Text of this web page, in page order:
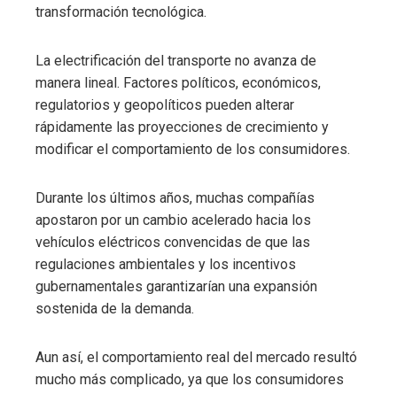
transformación tecnológica.
La electrificación del transporte no avanza de
manera lineal. Factores políticos, económicos,
regulatorios y geopolíticos pueden alterar
rápidamente las proyecciones de crecimiento y
modificar el comportamiento de los consumidores.
Durante los últimos años, muchas compañías
apostaron por un cambio acelerado hacia los
vehículos eléctricos convencidas de que las
regulaciones ambientales y los incentivos
gubernamentales garantizarían una expansión
sostenida de la demanda.
Aun así, el comportamiento real del mercado resultó
mucho más complicado, ya que los consumidores